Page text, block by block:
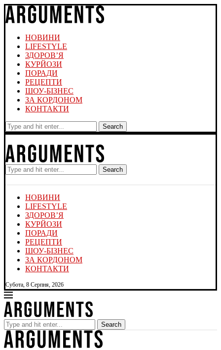
НОВИНИ
LIFESTYLE
ЗДОРОВ’Я
КУРЙОЗИ
ПОРАДИ
РЕЦЕПТИ
ШОУ-БІЗНЕС
ЗА КОРДОНОМ
КОНТАКТИ
Search
Search
НОВИНИ
LIFESTYLE
ЗДОРОВ’Я
КУРЙОЗИ
ПОРАДИ
РЕЦЕПТИ
ШОУ-БІЗНЕС
ЗА КОРДОНОМ
КОНТАКТИ
Субота, 8 Серпня, 2026
Search